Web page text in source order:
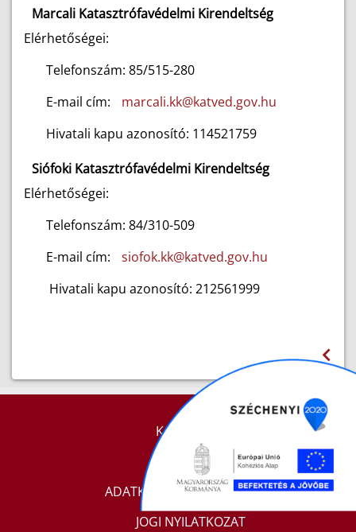
Marcali Katasztrófavédelmi Kirendeltség
Elérhetőségei:
Telefonszám: 85/515-280
E-mail cím:
marcali.kk@katved.gov.hu
Hivatali kapu azonosító: 114521759
Siófoki Katasztrófavédelmi Kirendeltség
Elérhetőségei:
Telefonszám: 84/310-509
E-mail cím: siofok.kk@katved.gov.hu
Hivatali kapu azonosító: 212561999
KAPCSOLAT
IMPRESSZUM
ADATKEZELÉSI TÁJÉKOZTATÓ
JOGI NYILATKOZAT